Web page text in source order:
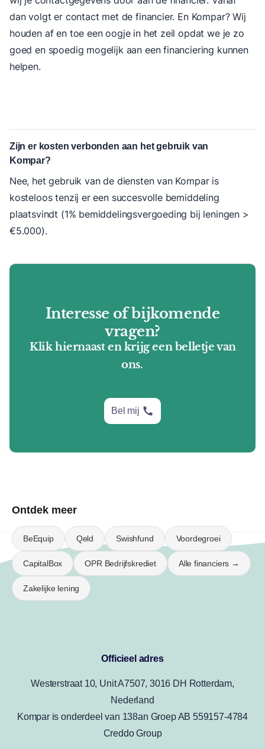
dan volgt er contact met de financier. En Kompar? Wij
houden af en toe een oogje in het zeil opdat we je zo
goed en spoedig mogelijk aan een financiering kunnen
helpen.
Zijn er kosten verbonden aan het gebruik van
Kompar?
Nee, het gebruik van de diensten van Kompar is
kosteloos tenzij er een succesvolle bemiddeling
plaatsvindt (1% bemiddelingsvergoeding bij leningen >
€5.000).
Interesse of bijkomende
vragen?
Klik hiernaast en krijg een belletje van
ons.
Bel mij call
Ontdek meer
BeEquip Qeld Swishfund Voordegroei
CapitalBox OPR Bedrijfskrediet Alle financiers →
Zakelijke lening
Officieel adres
Westerstraat 10, Unit A7507, 3016 DH Rotterdam,
Nederland
Kompar is onderdeel van 138an Groep AB 559157-4784
Creddo Group